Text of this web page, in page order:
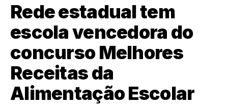
Rede estadual tem
escola vencedora do
concurso Melhores
Receitas da
Alimentação Escolar